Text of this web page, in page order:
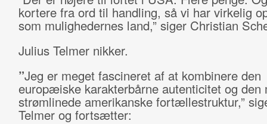
kortere fra ord til handling, så vi har virkelig
som mulighedernes land,” siger Christian
Julius Telmer nikker.
”Jeg er meget fascineret af at kombinere den
europæiske karakterbårne autenticitet og den
strømlinede amerikanske fortællestruktur,”
Telmer og fortsætter: